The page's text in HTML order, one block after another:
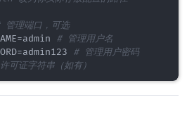
管理端口，可选
# 管理用户名
# 管理用户密码
可证字符串（如有）